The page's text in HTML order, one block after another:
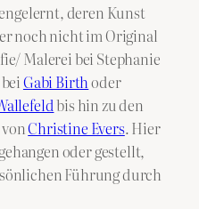
deren Kunst
noch nicht im Original
Malerei bei Stephanie
Gabi Birthoder
bis hin zu den
vonChristine Evers. Hier
oder gestellt,
Führung durch